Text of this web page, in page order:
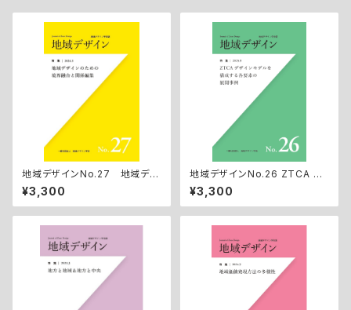
地域デザインNo.27 地域デザ
インのための境界融合と関係編
集
¥3,300
地域デザインNo.26 ZTCA デ
ザインモデルを構成する各要素
の展開事例
¥3,300